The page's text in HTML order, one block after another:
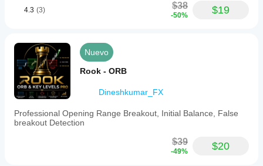
4.3 (3) $38
-50% $19
Nuevo
Rook - ORB
Dineshkumar_FX
Professional Opening Range Breakout, Initial Balance, False
breakout Detection
$39
-49% $20